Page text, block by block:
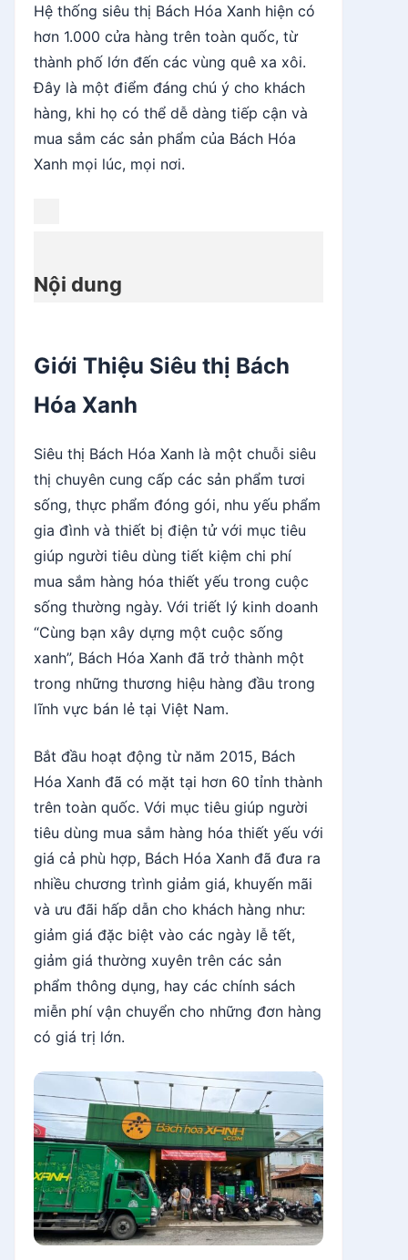
Hệ thống siêu thị Bách Hóa Xanh hiện có
hơn 1.000 cửa hàng trên toàn quốc, từ
thành phố lớn đến các vùng quê xa xôi.
Đây là một điểm đáng chú ý cho khách
hàng, khi họ có thể dễ dàng tiếp cận và
mua sắm các sản phẩm của Bách Hóa
Xanh mọi lúc, mọi nơi.
Nội dung
Giới Thiệu Siêu thị Bách
Hóa Xanh
Siêu thị Bách Hóa Xanh là một chuỗi siêu
thị chuyên cung cấp các sản phẩm tươi
sống, thực phẩm đóng gói, nhu yếu phẩm
gia đình và thiết bị điện tử với mục tiêu
giúp người tiêu dùng tiết kiệm chi phí
mua sắm hàng hóa thiết yếu trong cuộc
sống thường ngày. Với triết lý kinh doanh
“Cùng bạn xây dựng một cuộc sống
xanh”, Bách Hóa Xanh đã trở thành một
trong những thương hiệu hàng đầu trong
lĩnh vực bán lẻ tại Việt Nam.
Bắt đầu hoạt động từ năm 2015, Bách
Hóa Xanh đã có mặt tại hơn 60 tỉnh thành
trên toàn quốc. Với mục tiêu giúp người
tiêu dùng mua sắm hàng hóa thiết yếu với
giá cả phù hợp, Bách Hóa Xanh đã đưa ra
nhiều chương trình giảm giá, khuyến mãi
và ưu đãi hấp dẫn cho khách hàng như:
giảm giá đặc biệt vào các ngày lễ tết,
giảm giá thường xuyên trên các sản
phẩm thông dụng, hay các chính sách
miễn phí vận chuyển cho những đơn hàng
có giá trị lớn.